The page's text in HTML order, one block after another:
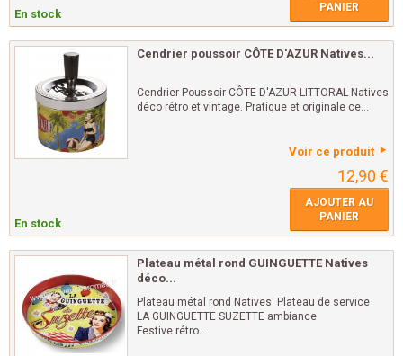
En stock
PANIER
Cendrier poussoir CÔTE D'AZUR Natives...
Cendrier Poussoir CÔTE D'AZUR LITTORAL Natives
déco rétro et vintage. Pratique et originale ce...
Voir ce produit
12,90 €
En stock
AJOUTER AU
PANIER
Plateau métal rond GUINGUETTE Natives
déco...
Plateau métal rond Natives. Plateau de service
LA GUINGUETTE SUZETTE ambiance
Festive rétro...